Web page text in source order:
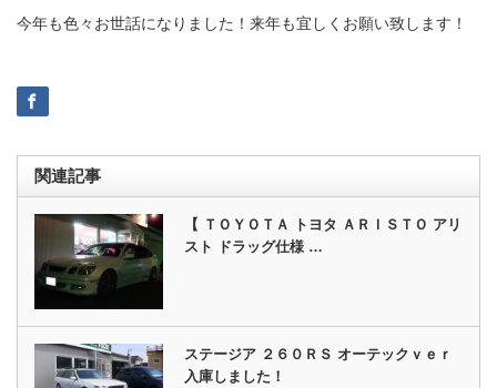
今年も色々お世話になりました！来年も宜しくお願い致します！
関連記事
【 ＴＯＹＯＴＡ トヨタ ＡＲＩＳＴＯ アリ
スト ドラッグ仕様 …
ステージア ２６０ＲＳ オーテックｖｅｒ
入庫しました！